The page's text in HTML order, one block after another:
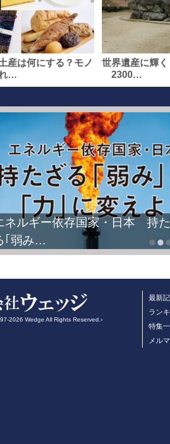
産は何にする？モノ
…
世界遺産に輝く
2300…
ネルギー依存国家・日本 持
｢弱み…
2026 Wedge All Rights Reserved.›
最新
ラン
特集
メル